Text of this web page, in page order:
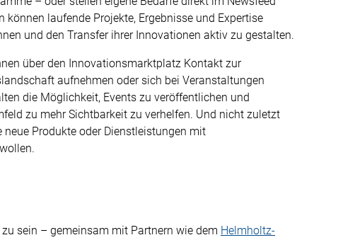
laufende Projekte, Ergebnisse und Expertise
und den Transfer ihrer Innovationen aktiv zu gestalten.
über den Innovationsmarktplatz Kontakt zur
aufnehmen oder sich bei Veranstaltungen
die Möglichkeit, Events zu veröffentlichen und
zu mehr Sichtbarkeit zu verhelfen. Und nicht zuletzt
Produkte oder Dienstleistungen mit
sein – gemeinsam mit Partnern wie dem Helmholtz-